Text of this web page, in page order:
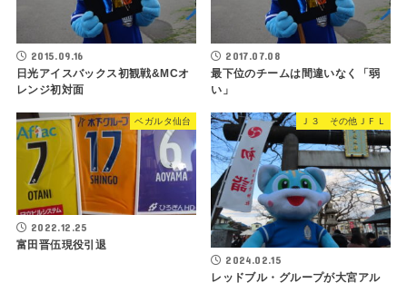
2015.09.16
日光アイスバックス初観戦&MCオ
レンジ初対面
2017.07.08
最下位のチームは間違いなく「弱
い」
ベガルタ仙台
2022.12.25
富田晋伍現役引退
Ｊ３ その他ＪＦＬ
2024.02.15
レッドブル・グループが大宮アル